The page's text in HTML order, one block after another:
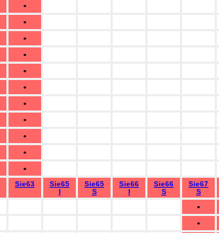
•
•
•
•
•
•
•
•
•
•
•
Sie63
Sie65
I
Sie65
S
Sie66
I
Sie66
S
Sie67
S
•
•